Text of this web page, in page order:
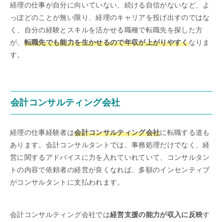
経理の仕事が自分に向いていない、続ける自信がないなど、よ
っぽどのことが無い限り、経理のキャリアを投げ出すのではな
く、自分の経験とスキルを活かせる職種で転職先を探した方
が、 転職先でも能力を生かせるので年収が上がりやすくなりま
す。
会計コンサルティング会社
経理の仕事経験者は会計コンサルティング会社に転職する道も
あります。会計コンサルタントでは、事務処理だけでなく、経
営に関するアドバイスに力を入れていれていて、コンサルタン
トの内容で依頼者の経営が良くなれば、多額のインセンティブ
がコンサルタントに支払われます。
会計コンサルティング会社では経営支援の能力が収入に反映す